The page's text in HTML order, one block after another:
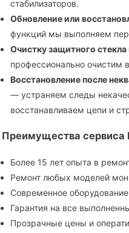
стабилизаторов.
Обновление или
функций мы выполняем
Очистку защитного
профессионально очистим
Восстановление после
— устраняем следы
восстанавливаем цепи и
Преимущества
Более 15 лет опыта в
Ремонт любых моделей
Современное
Гарантия на все
Прозрачные цены и